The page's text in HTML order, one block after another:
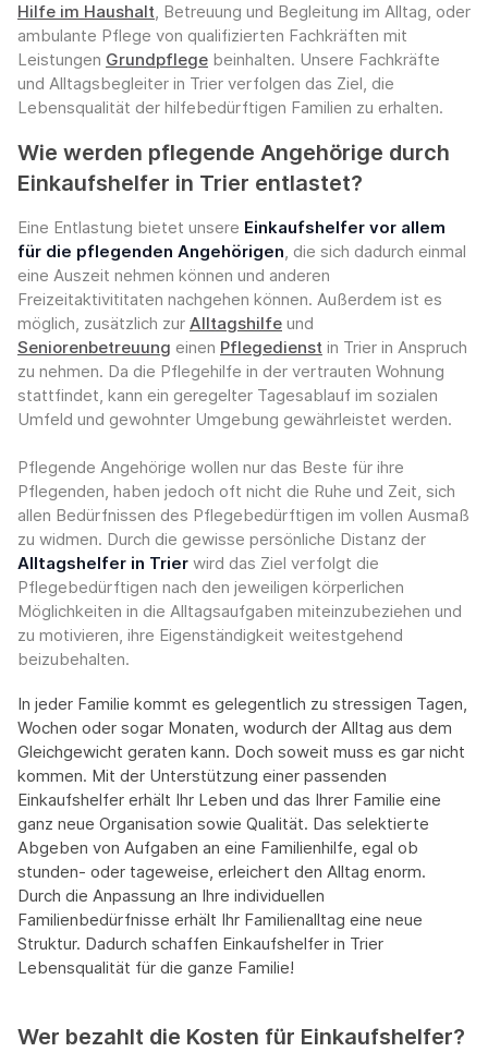
Hilfe im Haushalt, Betreuung und Begleitung im Alltag, oder
ambulante Pflege von qualifizierten Fachkräften mit
Leistungen Grundpflege beinhalten. Unsere Fachkräfte
und Alltagsbegleiter in Trier verfolgen das Ziel, die
Lebensqualität der hilfebedürftigen Familien zu erhalten.
Wie werden pflegende Angehörige durch
Einkaufshelfer in Trier entlastet?
Eine Entlastung bietet unsere Einkaufshelfer vor allem
für die pflegenden Angehörigen, die sich dadurch einmal
eine Auszeit nehmen können und anderen
Freizeitaktivititaten nachgehen können. Außerdem ist es
möglich, zusätzlich zur Alltagshilfe und
Seniorenbetreuung einen Pflegedienst in Trier in Anspruch
zu nehmen. Da die Pflegehilfe in der vertrauten Wohnung
stattfindet, kann ein geregelter Tagesablauf im sozialen
Umfeld und gewohnter Umgebung gewährleistet werden.
Pflegende Angehörige wollen nur das Beste für ihre
Pflegenden, haben jedoch oft nicht die Ruhe und Zeit, sich
allen Bedürfnissen des Pflegebedürftigen im vollen Ausmaß
zu widmen. Durch die gewisse persönliche Distanz der
Alltagshelfer in Trier wird das Ziel verfolgt die
Pflegebedürftigen nach den jeweiligen körperlichen
Möglichkeiten in die Alltagsaufgaben miteinzubeziehen und
zu motivieren, ihre Eigenständigkeit weitestgehend
beizubehalten.
In jeder Familie kommt es gelegentlich zu stressigen Tagen,
Wochen oder sogar Monaten, wodurch der Alltag aus dem
Gleichgewicht geraten kann. Doch soweit muss es gar nicht
kommen. Mit der Unterstützung einer passenden
Einkaufshelfer erhält Ihr Leben und das Ihrer Familie eine
ganz neue Organisation sowie Qualität. Das selektierte
Abgeben von Aufgaben an eine Familienhilfe, egal ob
stunden- oder tageweise, erleichert den Alltag enorm.
Durch die Anpassung an Ihre individuellen
Familienbedürfnisse erhält Ihr Familienalltag eine neue
Struktur. Dadurch schaffen Einkaufshelfer in Trier
Lebensqualität für die ganze Familie!
Wer bezahlt die Kosten für Einkaufshelfer?